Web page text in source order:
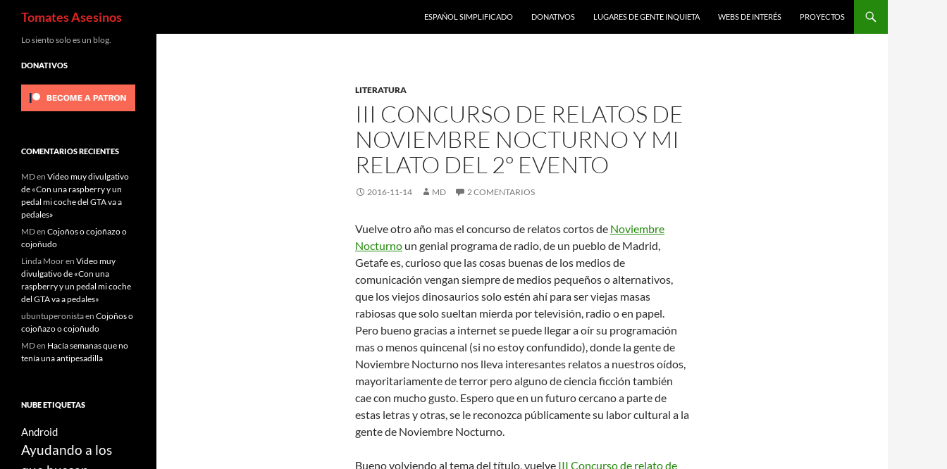
Saltar
Tomates Asesinos ESPAÑOL SIMPLIFICADO DONATIVOS LUGARES DE GENTE INQUIETA WEBS DE INTERÉS PROYECTOS
LITERATURA
III CONCURSO DE RELATOS DE
NOVIEMBRE NOCTURNO Y MI
RELATO DEL 2º EVENTO
2016-11-14 MD 2 COMENTARIOS
Vuelve otro año mas el concurso de relatos cortos de Noviembre
Nocturno un genial programa de radio, de un pueblo de Madrid,
Getafe es, curioso que las cosas buenas de los medios de
comunicación vengan siempre de medios pequeños o alternativos,
que los viejos dinosaurios solo estén ahí para ser viejas masas
rabiosas que solo sueltan mierda por televisión, radio o en papel.
Pero bueno gracias a internet se puede llegar a oír su programación
mas o menos quincenal (si no estoy confundido), donde la gente de
Noviembre Nocturno nos lleva interesantes relatos a nuestros oídos,
mayoritariamente de terror pero alguno de ciencia ficción también
cae con mucho gusto. Espero que en un futuro cercano a parte de
estas letras y otras, se le reconozca públicamente su labor cultural a la
gente de Noviembre Nocturno.
Bueno volviendo al tema del título, vuelve III Concurso de relato de
Lo siento solo es un blog.
DONATIVOS
COMENTARIOS RECIENTES
MDen Video muy divulgativo
de «Con una raspberry y un
pedal mi coche del GTA va a
pedales»
MDen Cojoños o cojoñazo o
cojoñudo
Linda Mooren Video muy
divulgativo de «Con una
raspberry y un pedal mi coche
del GTA va a pedales»
ubuntuperonistaen Cojoños o
cojoñazo o cojoñudo
MDen Hacía semanas que no
tenía una antipesadilla
NUBE ETIQUETAS
Android
Ayudando a los